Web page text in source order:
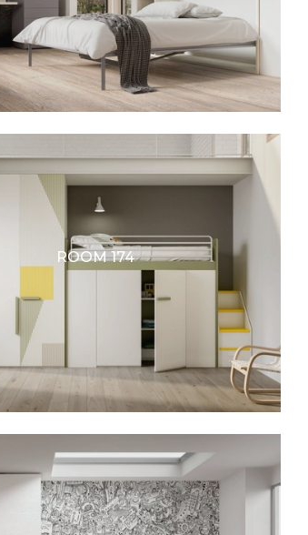
ROOM 174